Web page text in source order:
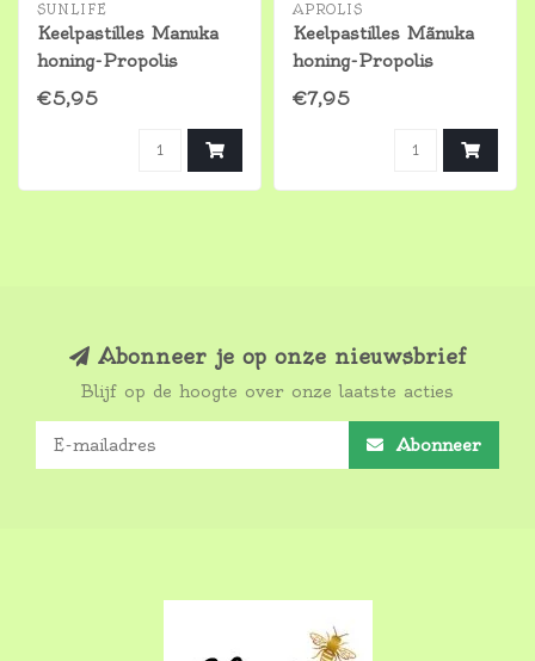
SUNLIFE
Keelpastilles Manuka
honing-Propolis
€5,95
APROLIS
Keelpastilles Mãnuka
honing-Propolis
€7,95
Abonneer je op onze nieuwsbrief
Blijf op de hoogte over onze laatste acties
Abonneer